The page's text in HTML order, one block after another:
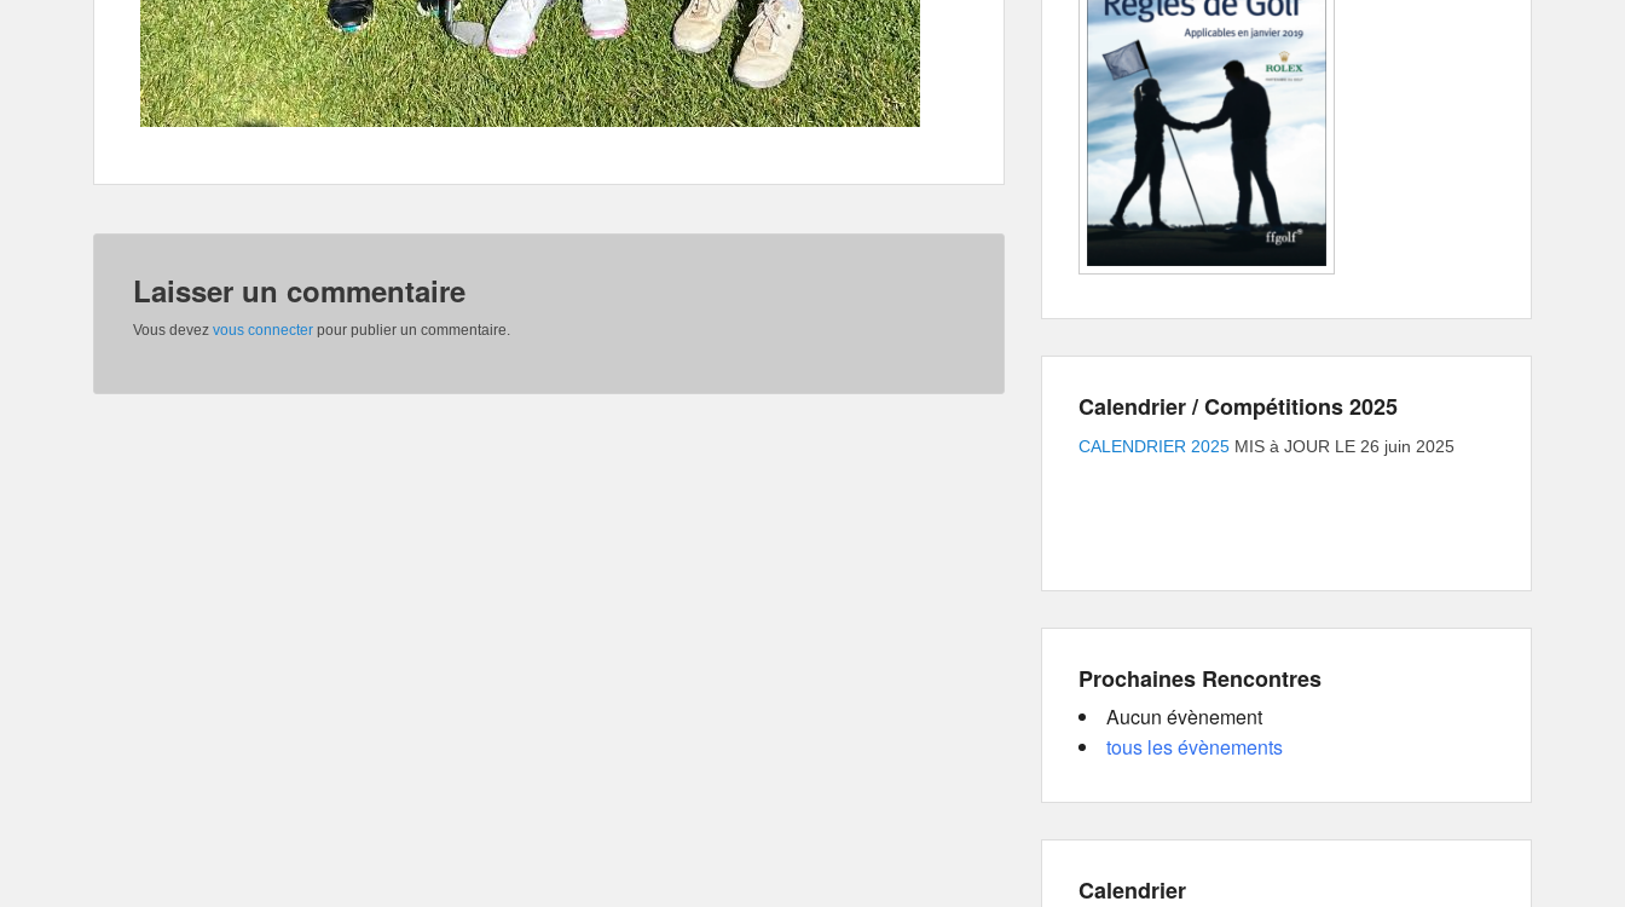
Laisser un commentaire
Vous devez vous connecter pour publier un commentaire.
Calendrier / Compétitions 2025
CALENDRIER 2025 MIS à JOUR LE 26 juin 2025
Prochaines Rencontres
Aucun évènement
tous les évènements
Calendrier